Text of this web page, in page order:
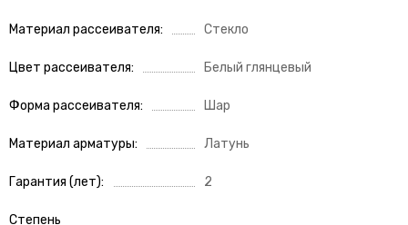
Материал рассеивателя Стекло
Цвет рассеивателя Белый глянцевый
Форма рассеивателя Шар
Материал арматуры Латунь
Гарантия (лет) 2
Степень